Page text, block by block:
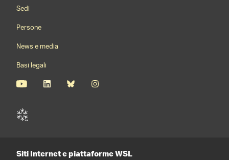
Sedi
Persone
News e media
Basi legali
Siti Internet e piattaforme WSL